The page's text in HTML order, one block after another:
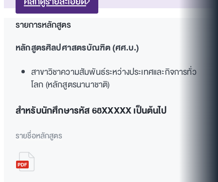
รายการหลักสูตร
หลักสูตรศิลปศาสตรบัณฑิต (ศศ.บ.)
สาขาวิชาความสัมพันธ์ระหว่างประเทศและกิจการทั่ว
โลก (หลักสูตรนานาชาติ)
สำหรับนักศึกษารหัส 68XXXXX เป็นต้นไป
รายชื่อหลักสูตร